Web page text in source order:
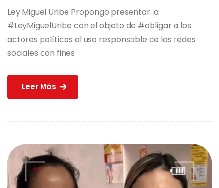
Ley Miguel Uribe Propongo presentar la
#LeyMiguelUribe con el objeto de #obligar a los
actores políticos al uso responsable de las redes
sociales con fines
Leer Más